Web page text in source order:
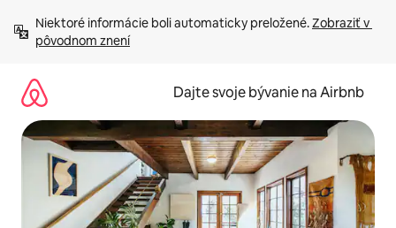
obsah.
Niektoré informácie boli automaticky preložené. Zobraziť v
pôvodnom znení
Dajte svoje bývanie na Airbnb